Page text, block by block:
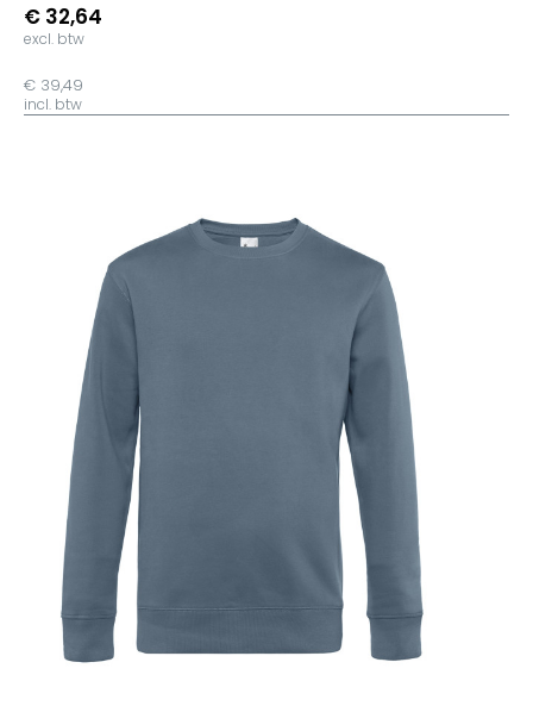
€ 32,64
excl. btw
€ 39,49
incl. btw